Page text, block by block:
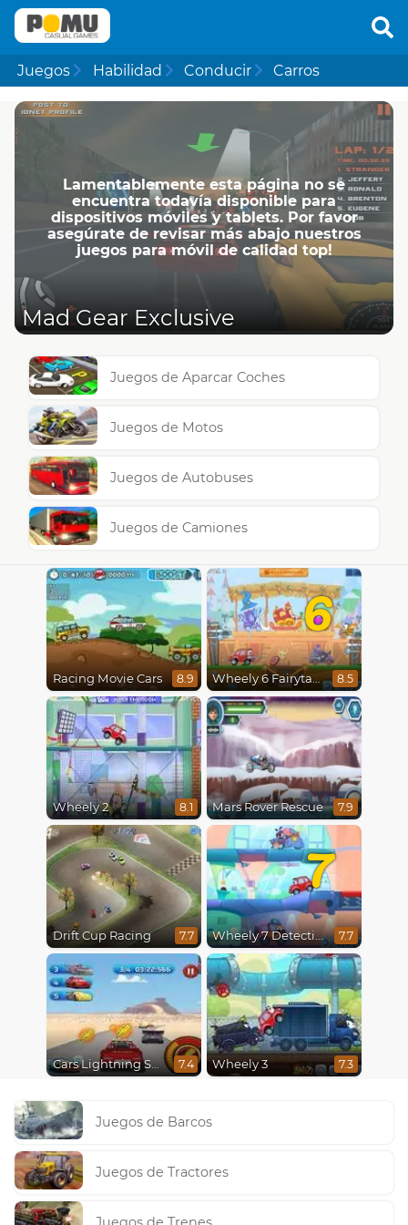
Juegos Habilidad Conducir Carros
Lamentablemente esta página no se
encuentra todavía disponible para
dispositivos móviles y tablets. Por favor
asegúrate de revisar más abajo nuestros
juegos para móvil de calidad top!
Mad Gear Exclusive
Juegos de Aparcar Coches
Juegos de Motos
Juegos de Autobuses
Juegos de Camiones
Racing Movie Cars 8.9
6
Wheely 6 Fairytale 8.5
Wheely 2 8.1 Mars Rover Rescue 7.9
Drift Cup Racing 7.7
7
Wheely 7 Detective 7.7
Cars Lightning Speed 7.4 Wheely 3 7.3
Juegos de Barcos
Juegos de Tractores